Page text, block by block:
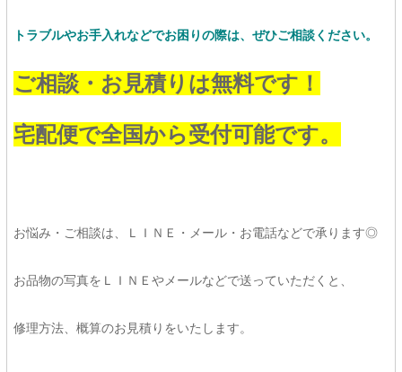
トラブルやお手入れなどでお困りの際は、ぜひご相談ください。
ご相談・お見積りは無料です！
宅配便で全国から受付可能です。
お悩み・ご相談は、ＬＩＮＥ・メール・お電話などで承ります◎
お品物の写真をＬＩＮＥやメールなどで送っていただくと、
修理方法、概算のお見積りをいたします。